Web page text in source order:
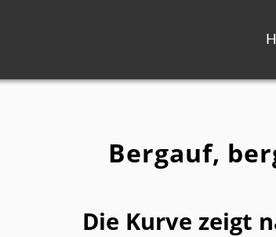
Bergauf,
Die Kurve zeigt